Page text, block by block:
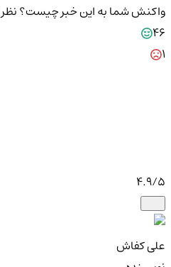
واکنش شما به این خبر چیست؟نظر
46
4.9/5
علی کفاش